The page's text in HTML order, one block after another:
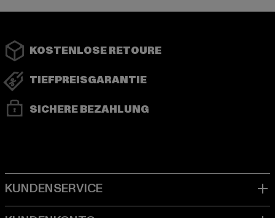
KOSTENLOSE RETOURE
TIEFPREISGARANTIE
SICHERE BEZAHLUNG